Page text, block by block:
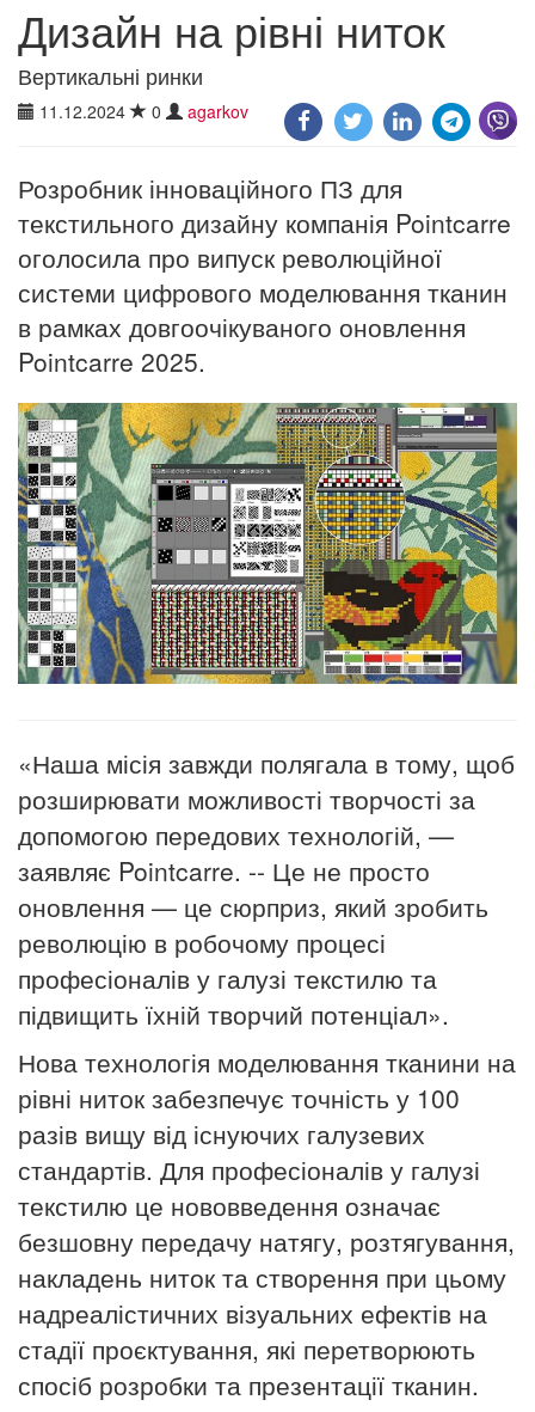
Дизайн на рівні ниток
Вертикальні ринки
11.12.2024 0 agarkov
Розробник інноваційного ПЗ для
текстильного дизайну компанія Pointcarre
оголосила про випуск революційної
системи цифрового моделювання тканин
в рамках довгоочікуваного оновлення
Pointcarre 2025.
«Наша місія завжди полягала в тому, щоб
розширювати можливості творчості за
допомогою передових технологій, —
заявляє Pointcarre. -- Це не просто
оновлення — це сюрприз, який зробить
революцію в робочому процесі
професіоналів у галузі текстилю та
підвищить їхній творчий потенціал».
Нова технологія моделювання тканини на
рівні ниток забезпечує точність у 100
разів вищу від існуючих галузевих
стандартів. Для професіоналів у галузі
текстилю це нововведення означає
безшовну передачу натягу, розтягування,
накладень ниток та створення при цьому
надреалістичних візуальних ефектів на
стадії проєктування, які перетворюють
спосіб розробки та презентації тканин.